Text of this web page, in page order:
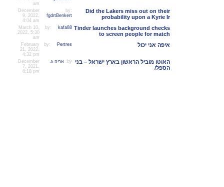
am
Did the Lakers miss out on their
probability upon a Kyrie Ir
by:
fgdrtBenkert
December
9, 2022,
4:04 am
Tinder launches background checks
to screen people for match
by: kafa88
March 10,
2022, 5:30
am
איפה אני יכול by: Pertres
February
21, 2022,
4:32 pm
האוטו מוביל הראשון בארץ ישראל – בני
הספל/
by: אריה ג.
December
7, 2021,
6:18 pm